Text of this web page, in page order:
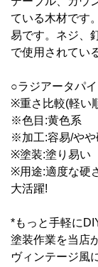
ている木材です
易です。ネジ、
で使用されてい
○ラジアータパ
※重さ比較(軽い
※色目:黄色系
※加工:容易/やや
※塗装:塗り易い
※用途:適度な硬
大活躍!
*もっと手軽に
塗装作業を当店
ヴィンテージ風